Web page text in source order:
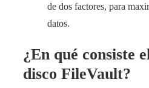
de dos factores, para
datos.
¿En qué consiste
disco FileVault?